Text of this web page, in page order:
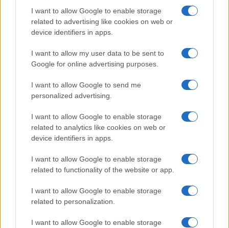
I want to allow Google to enable storage
related to advertising like cookies on web or
device identifiers in apps.
I want to allow my user data to be sent to
Google for online advertising purposes.
I want to allow Google to send me
personalized advertising.
I want to allow Google to enable storage
related to analytics like cookies on web or
device identifiers in apps.
I want to allow Google to enable storage
related to functionality of the website or app.
I want to allow Google to enable storage
related to personalization.
I want to allow Google to enable storage
La Maddalena, festa per i 30 anni del Diving
center di Tegge
Esce di strada con l’auto ad Arzachena: ferito il
conducente
Turiste si perdono a Tavolara: salvate dai vigili
del fuoco
Meteo Olbia 6 agosto, migliora il tempo in
Gallura
Incidente Olbia, poliziotto in vacanza salva 6
persone: due bimbi tra i feriti